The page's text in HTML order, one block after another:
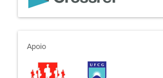
apoio
Apoio